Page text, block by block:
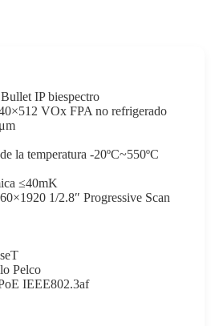
IP biespectro
VOx FPA no refrigerado
la temperatura -20ºC~550ºC
≤40mK
1/2.8″ Progressive Scan
Pelco
IEEE802.3af